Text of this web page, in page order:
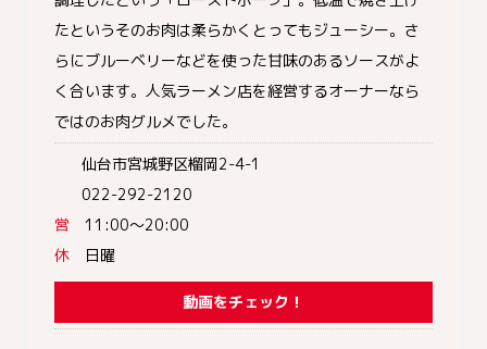
たというそのお肉は柔らかくとってもジューシー。さ
らにブルーベリーなどを使った甘味のあるソースがよ
く合います。人気ラーメン店を経営するオーナーなら
ではのお肉グルメでした。
仙台市宮城野区榴岡2-4-1
022-292-2120
営 11:00～20:00
休 日曜
動画をチェック！